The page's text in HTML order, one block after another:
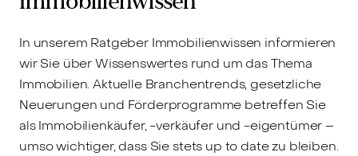
In unserem Ratgeber Immobilienwissen informieren
wir Sie über Wissenswertes rund um das Thema
Immobilien. Aktuelle Branchentrends, gesetzliche
Neuerungen und Förderprogramme betreffen Sie
als Immobilienkäufer, -verkäufer und -eigentümer –
umso wichtiger, dass Sie stets up to date zu bleiben.